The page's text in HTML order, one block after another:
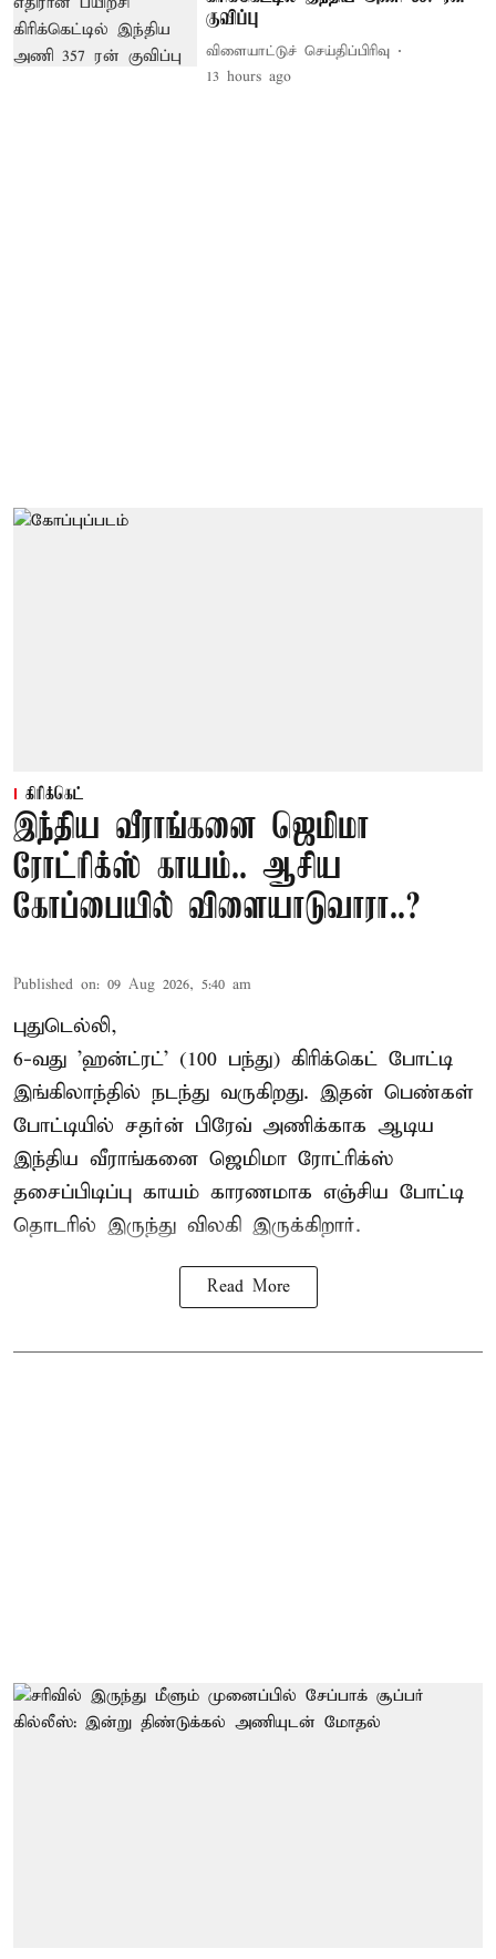
குவிப்பு
விளையாட்டுச் செய்திப்பிரிவு
13 hours ago
கிரிக்கெட்
இந்திய வீராங்கனை ஜெமிமா
ரோட்ரிக்ஸ் காயம்.. ஆசிய
கோப்பையில் விளையாடுவாரா..?
Published on: 09 Aug 2026, 5:40 am
புதுடெல்லி,
6-வது 'ஹன்ட்ரட்' (100 பந்து) கிரிக்கெட் போட்டி
இங்கிலாந்தில் நடந்து வருகிறது. இதன் பெண்கள்
போட்டியில் சதர்ன் பிரேவ் அணிக்காக ஆடிய
இந்திய வீராங்கனை ஜெமிமா ரோட்ரிக்ஸ்
தசைப்பிடிப்பு காயம் காரணமாக எஞ்சிய போட்டி
தொடரில் இருந்து விலகி இருக்கிறார்.
Read More